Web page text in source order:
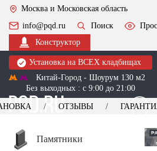
Москва и Московская область
info@pqd.ru
Поиск
Конструктор
Установка на ВСЕХ кладбищах
Китай-Город - Шоурум 130 м2
Без выходных : с 9:00 до 21:00
+7 (495) 518-44-23
ОТЗЫВЫ
Памятники